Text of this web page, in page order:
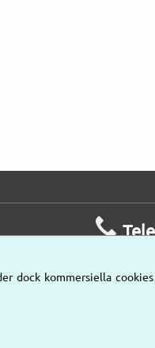
dock kommersiella8.00–17.00